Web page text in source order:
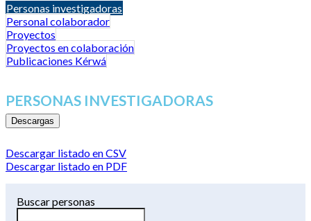
Personas investigadoras
Personal colaborador
Proyectos
Proyectos en colaboración
Publicaciones Kérwá
PERSONAS INVESTIGADORAS
Descargas
Descargar listado en CSV
Descargar listado en PDF
Buscar personas